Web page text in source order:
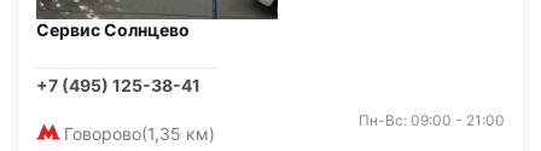
Сервис Солнцево
+7 (495) 125-38-41
Говорово(1,35 км)
Пн-Вс: 09:00 - 21:00